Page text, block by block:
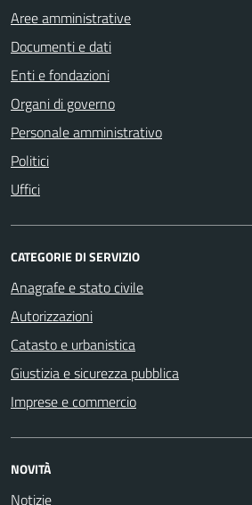
Aree amministrative
Documenti e dati
Enti e fondazioni
Organi di governo
Personale amministrativo
Politici
Uffici
CATEGORIE DI SERVIZIO
Anagrafe e stato civile
Autorizzazioni
Catasto e urbanistica
Giustizia e sicurezza pubblica
Imprese e commercio
NOVITÀ
Notizie